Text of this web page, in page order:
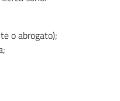
o abrogato);